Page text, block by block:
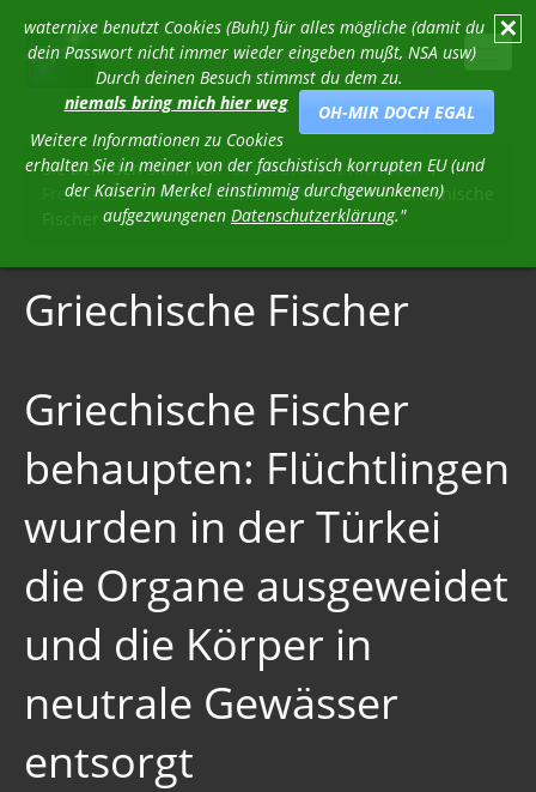
✕
waternixe benutzt Cookies (Buh!) für alles mögliche (damit du
dein Passwort nicht immer wieder eingeben mußt, NSA usw)
Durch deinen Besuch stimmst du dem zu.
OH-MIR DOCH EGAL
niemals bring mich hier weg
Weitere Informationen zu Cookies
erhalten Sie in meiner von der faschistisch korrupten EU (und
der Kaiserin Merkel einstimmig durchgewunkenen)
aufgezwungenen Datenschutzerklärung."
Stöverstuuv´s Klöndöör
Spider Skulpturen
Kabale
Blutlinien - Die Geschichte des Deep State
Bohemian Grove
Pädo-Satanische Netzwerk
Pädogate 2Q21
Pädogate 2019/2Q2Q
Kindesmißbrauch der satanischen Elite
Pädophilie in der BRD
Sie befinden sich hier:Stöverstuuv´s Klöndöör /
Freimaurer / Pädo-Satanische Netzwerk / Griechische
Griechische Fischer
Griechische Fischer
behaupten: Flüchtlingen
wurden in der Türkei
die Organe ausgeweidet
und die Körper in
neutrale Gewässer
entsorgt